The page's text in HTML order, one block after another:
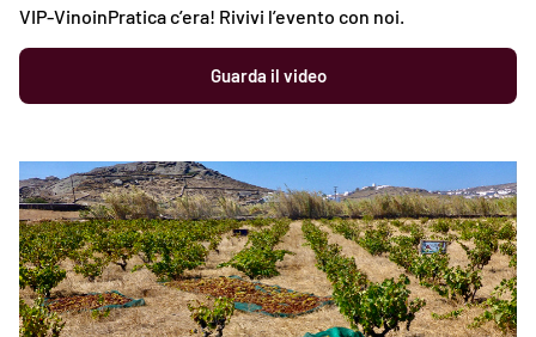
VIP-VinoinPratica c’era! Rivivi l’evento con noi.
Guarda il video